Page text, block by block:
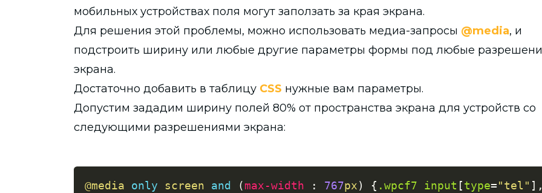
мобильных устройствах поля могут заползать за края экрана.
Для решения этой проблемы, можно использовать медиа-запросы @media, и
подстроить ширину или любые другие параметры формы под любые
экрана.
Достаточно добавить в таблицу CSS нужные вам параметры.
Допустим зададим ширину полей 80% от пространства экрана для устройств со
следующими разрешениями экрана:
@media only screen and (max-width : 767px) { .wpcf7 input [type="tel" ] ,